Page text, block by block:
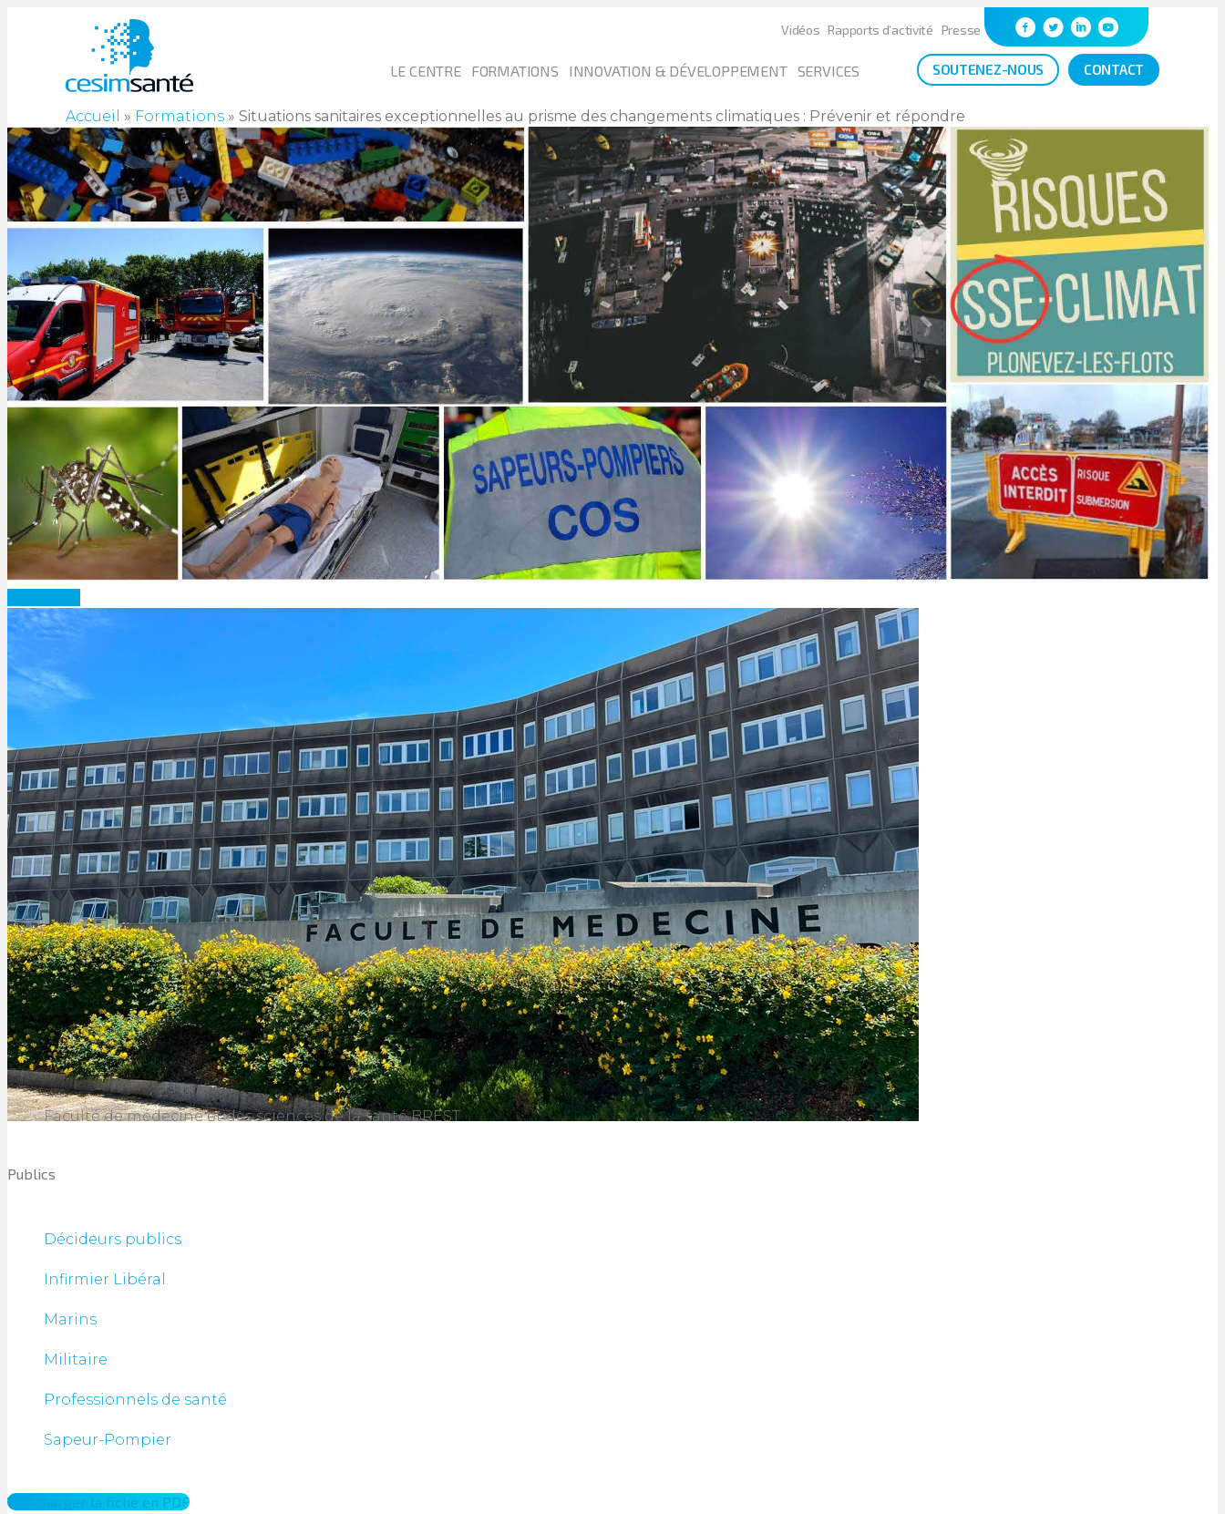
Vidéos Rapports d’activité Presse
LE CENTRE FORMATIONS INNOVATION & DÉVELOPPEMENT SERVICES SOUTENEZ-NOUS CONTACT
Accueil » Formations » Situations sanitaires exceptionnelles au prisme des changements climatiques : Prévenir et répondre
Faculté de médecine et des sciences de la santé BREST
Publics
Décideurs publics
Infirmier Libéral
Marins
Militaire
Professionnels de santé
Sapeur-Pompier
Télécharger la fiche en PDF